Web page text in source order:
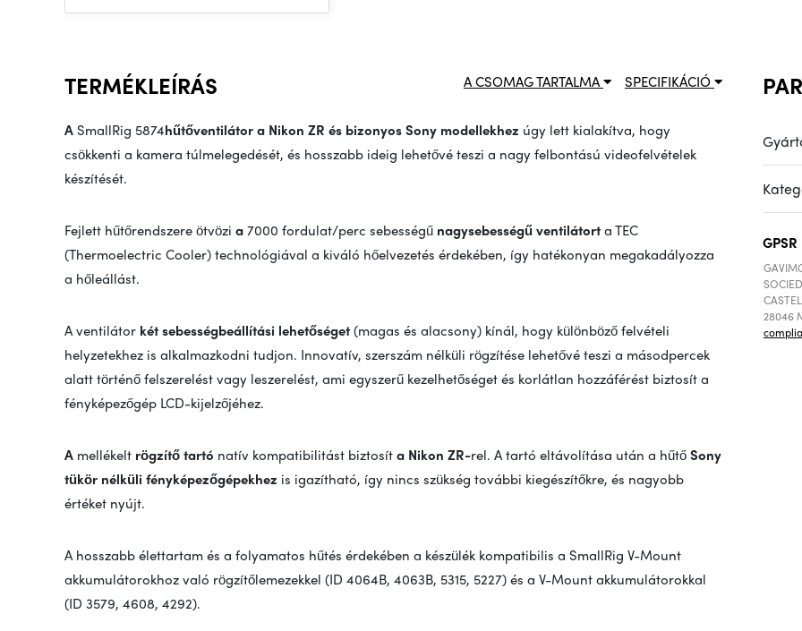
SPECIFIKÁCIÓ
A CSOMAG TARTALMA
TERMÉKLEÍRÁS
A SmallRig 5874hűtőventilátora Nikon ZR és bizonyos Sony modellekhez úgy lett kialakítva, hogy
csökkenti a kamera túlmelegedését, és hosszabb ideig lehetővé teszi a nagy felbontású videofelvételek
készítését.
Fejlett hűtőrendszere ötvözi a7000 fordulat/perc sebességű nagysebességű ventilátorta TEC
(Thermoelectric Cooler) technológiával a kiváló hőelvezetés érdekében, így hatékonyan megakadályozza
a hőleállást.
A ventilátor két sebességbeállítási lehetőséget(magas és alacsony) kínál, hogy különböző felvételi
helyzetekhez is alkalmazkodni tudjon. Innovatív, szerszám nélküli rögzítése lehetővé teszi a másodpercek
alatt történő felszerelést vagy leszerelést, ami egyszerű kezelhetőséget és korlátlan hozzáférést biztosít a
fényképezőgép LCD-kijelzőjéhez.
A mellékelt rögzítő tartó natív kompatibilitást biztosíta Nikon ZR-rel. A tartó eltávolítása után a hűtőSony
tükör nélküli fényképezőgépekhez is igazítható, így nincs szükség további kiegészítőkre, és nagyobb
értéket nyújt.
A hosszabb élettartam és a folyamatos hűtés érdekében a készülék kompatibilis a SmallRig V-Mount
akkumulátorokhoz való rögzítőlemezekkel (ID 4064B, 4063B, 5315, 5227) és a V-Mount akkumulátorokkal
(ID 3579, 4608, 4292).
GPSR
28046